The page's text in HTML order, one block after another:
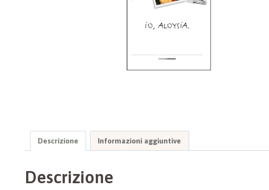
Descrizione Informazioni aggiuntive
Descrizione